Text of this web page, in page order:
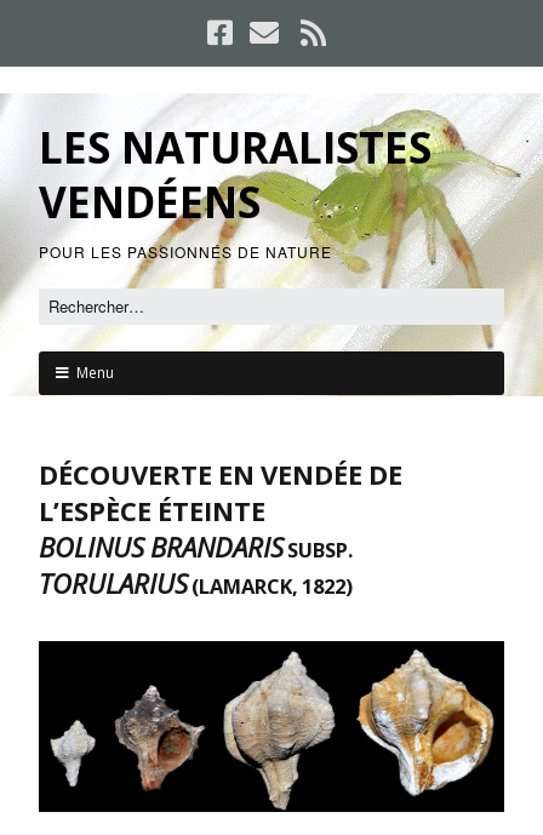
LES NATURALISTES
VENDÉENS
POUR LES PASSIONNÉS DE NATURE
Menu
DÉCOUVERTE EN VENDÉE DE
L’ESPÈCE ÉTEINTE
BOLINUS BRANDARISSUBSP.
TORULARIUS(LAMARCK, 1822)